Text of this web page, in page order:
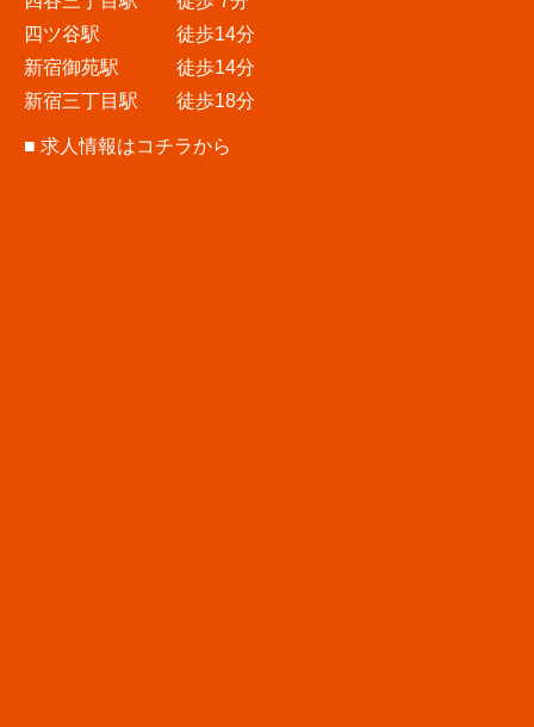
四ツ谷駅 徒歩14分
新宿御苑駅 徒歩14分
新宿三丁目駅 徒歩18分
■ 求人情報はコチラから